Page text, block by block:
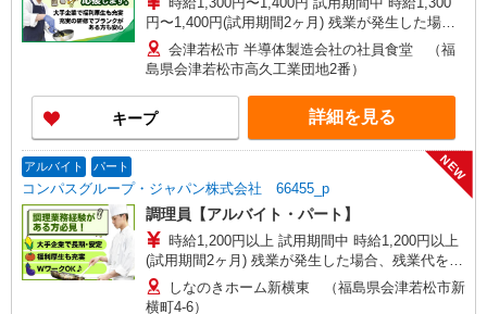
円〜1,400円(試用期間2ヶ月) 残業が発生した場
合、残業代を1分単位で別途支給します。
会津若松市 半導体製造会社の社員食堂 （福
島県会津若松市高久工業団地2番）
キープ 詳細を見る
アルバイト パート
コンパスグループ・ジャパン株式会社 66455_p
NEW
調理員【アルバイト・パート】
時給1,200円以上 試用期間中 時給1,200円以上
(試用期間2ヶ月) 残業が発生した場合、残業代を1
分単位で別途支給します。
しなのきホーム新横東 （福島県会津若松市新
横町4-6）